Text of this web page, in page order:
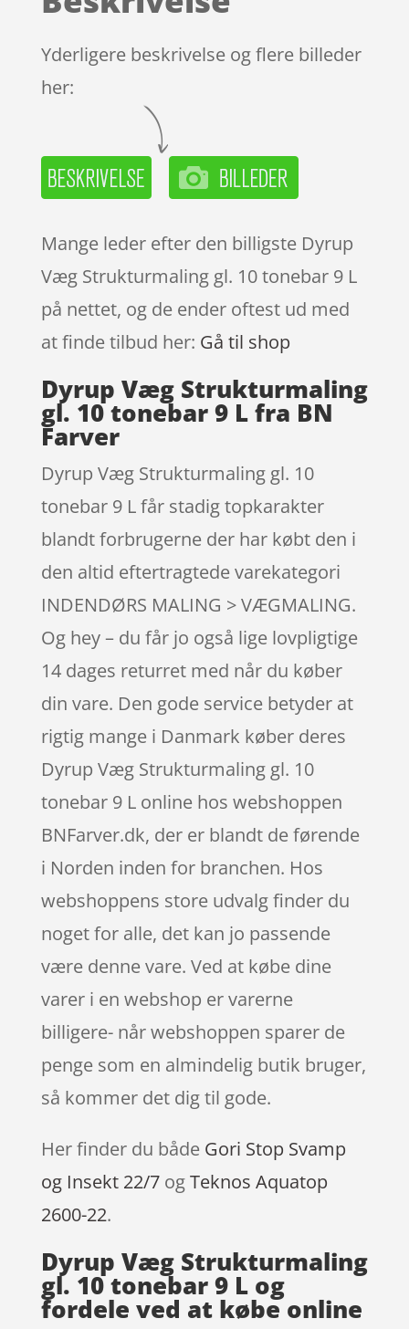
Yderligere beskrivelse og flere billeder
her:
Mange leder efter den billigste Dyrup
Væg Strukturmaling gl. 10 tonebar 9 L
på nettet, og de ender oftest ud med
at finde tilbud her: Gå til shop
Dyrup Væg Strukturmaling
gl. 10 tonebar 9 L fra BN
Farver
Dyrup Væg Strukturmaling gl. 10
tonebar 9 L får stadig topkarakter
blandt forbrugerne der har købt den i
den altid eftertragtede varekategori
INDENDØRS MALING > VÆGMALING.
Og hey – du får jo også lige lovpligtige
14 dages returret med når du køber
din vare. Den gode service betyder at
rigtig mange i Danmark køber deres
Dyrup Væg Strukturmaling gl. 10
tonebar 9 L online hos webshoppen
BNFarver.dk, der er blandt de førende
i Norden inden for branchen. Hos
webshoppens store udvalg finder du
noget for alle, det kan jo passende
være denne vare. Ved at købe dine
varer i en webshop er varerne
billigere- når webshoppen sparer de
penge som en almindelig butik bruger,
så kommer det dig til gode.
Her finder du både Gori Stop Svamp
og Insekt 22/7ogTeknos Aquatop
2600-22.
Dyrup Væg Strukturmaling
gl. 10 tonebar 9 L og
fordele ved at købe online